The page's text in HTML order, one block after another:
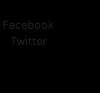
Facebook
Twitter